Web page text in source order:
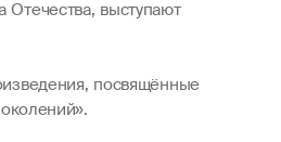
выступают
посвящённые